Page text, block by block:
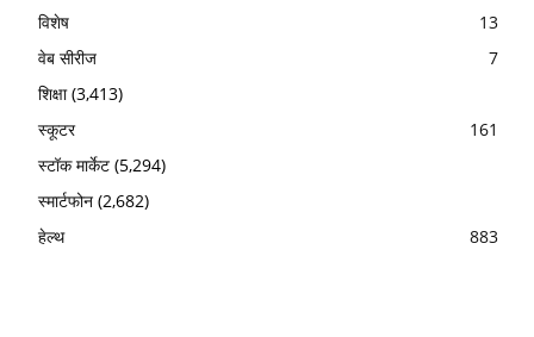
विशेष
13
वेब सीरीज
7
शिक्षा(3,413)
स्कूटर
161
स्टॉक मार्केट (5,294)
स्मार्टफोन (2,682)
हेल्थ
883